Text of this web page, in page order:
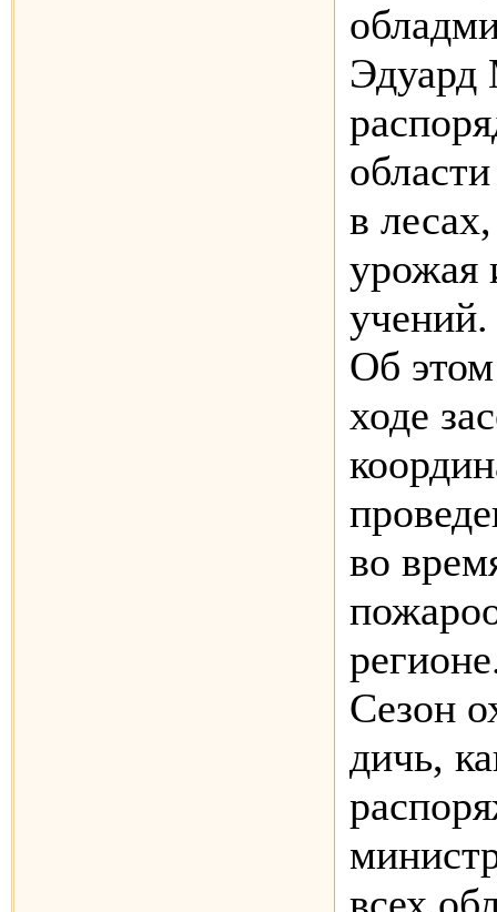
Эдуард
в
урожая
учений.
Об этом
ходе
во
Сезон
дичь,